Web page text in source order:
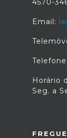
4570-
Email:
Horário
Seg. a